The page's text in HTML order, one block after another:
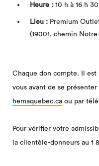
Heure : 10 h à 16 h 30
Lieu : Premium
(19001, chemin
Chaque don compte. Il
vous avant de se
hemaquebec.ca ou par
Pour vérifier votre
la clientèle-donneurs au 1